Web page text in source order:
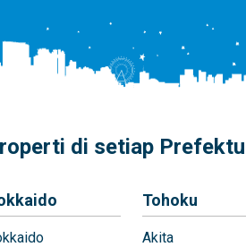
di setiap
Tohoku
Akita